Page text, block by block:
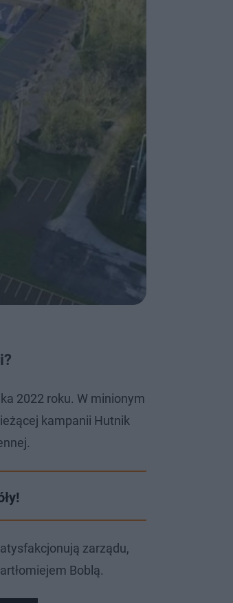
2022 roku. W minionym
kampanii Hutnik
zarządu,
Boblą.